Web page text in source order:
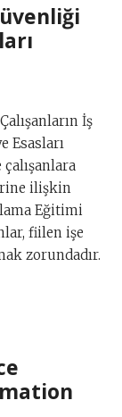
İş
Esasları
ilişkin
Eğitimi
fiilen işe
zorundadır.